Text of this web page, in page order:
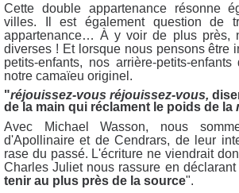
Cette double appartenance résonne
villes. Il est également question de
appartenance… À y voir de plus près,
diverses ! Et lorsque nous pensons être
petits-enfants, nos arrière-petits-
notre camaïeu originel.
"réjouissez-vous réjouissez-vous,
de la main qui réclament le poids de la
Avec Michael Wasson, nous
d'Apollinaire et de Cendrars, de leur
rase du passé. L'écriture ne viendrait
Charles Juliet nous rassure en déclarant
tenir au plus près de la source".